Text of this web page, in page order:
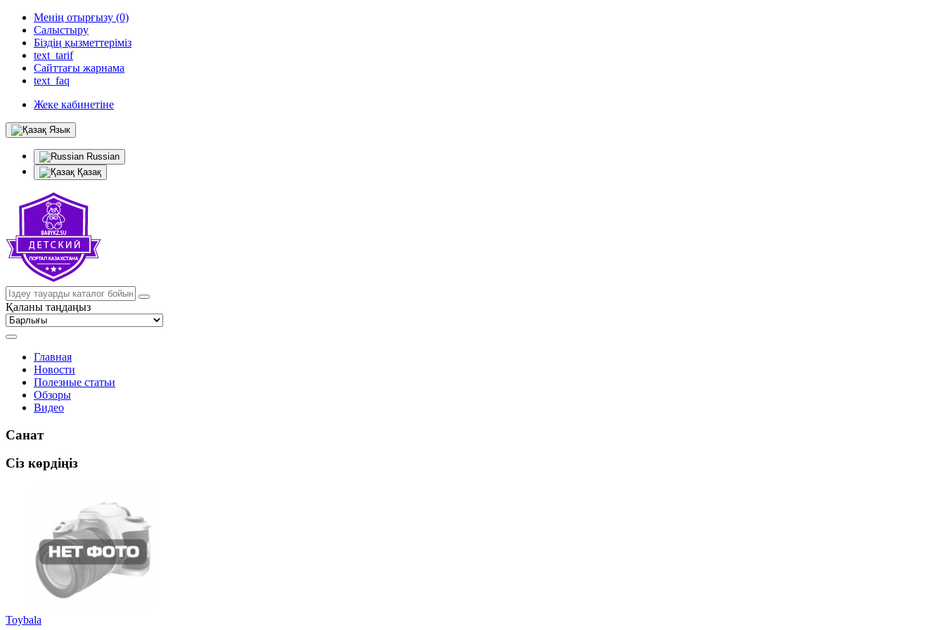
Менің отырғызу (0)
Салыстыру
Біздің қызметтеріміз
text_tarif
Сайттағы жарнама
text_faq
Жеке кабинетіне
Язык
Russian
Қазақ
Қаланы таңдаңыз
Главная
Новости
Полезные статьи
Обзоры
Видео
Санат
Сіз көрдіңіз
Toybala